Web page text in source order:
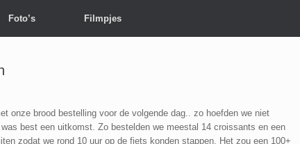
Foto’s Filmpjes
onze brood bestelling voor de volgende dag.. zo hoefden we niet
best een uitkomst. Zo bestelden we meestal 14 croissants en een
zodat we rond 10 uur op de fiets konden stappen. Het zou een 100+